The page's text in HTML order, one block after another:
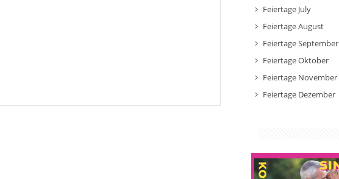
Feiertage July
Feiertage August
Feiertage September
Feiertage Oktober
Feiertage November
Feiertage Dezember